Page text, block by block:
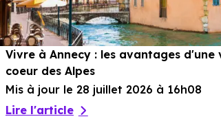
Vivre à Annecy : les avantages d'une
coeur des Alpes
Mis à jour le 28 juillet 2026 à 16h08
Lire l'article